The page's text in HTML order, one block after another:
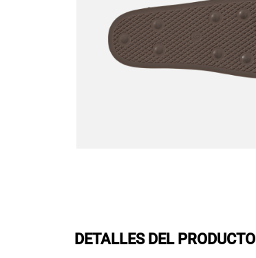
DETALLES DEL PRODUCTO